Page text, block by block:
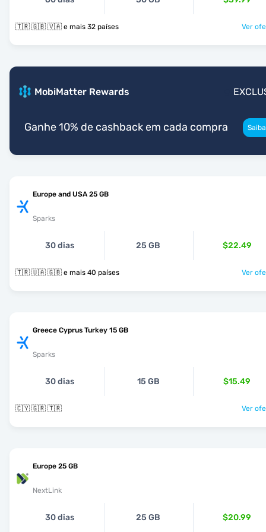
🇹🇷 🇬🇧 🇻🇦 e mais 32 países Ver
MobiMatter Rewards
Ganhe 10% de cashback em cada compra
Europe and USA 25 GB
Sparks
30 dias 25 GB $22.49
🇹🇷 🇺🇦 🇬🇧 e mais 40 países Ver
Greece Cyprus Turkey 15 GB
Sparks
30 dias 15 GB $15.49
🇨🇾 🇬🇷 🇹🇷 Ver
Europe 25 GB
NextLink
30 dias 25 GB $20.99